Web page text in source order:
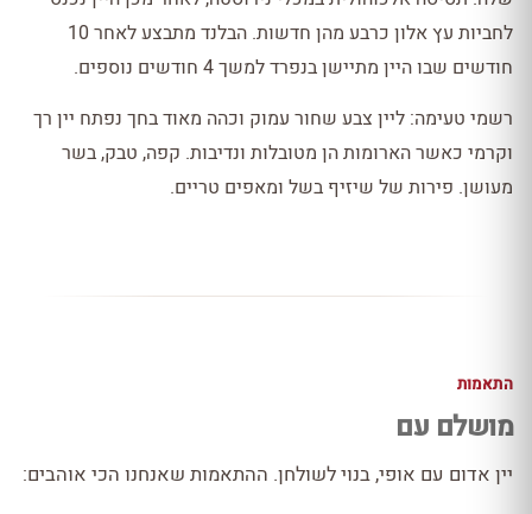
לחביות עץ אלון כרבע מהן חדשות. הבלנד מתבצע לאחר 10
חודשים שבו היין מתיישן בנפרד למשך 4 חודשים נוספים.
רשמי טעימה: ליין צבע שחור עמוק וכהה מאוד בחך נפתח יין רך
וקרמי כאשר הארומות הן מטובלות ונדיבות. קפה, טבק, בשר
מעושן. פירות של שיזיף בשל ומאפים טריים.
התאמות
מושלם עם
יין אדום עם אופי, בנוי לשולחן. ההתאמות שאנחנו הכי אוהבים: